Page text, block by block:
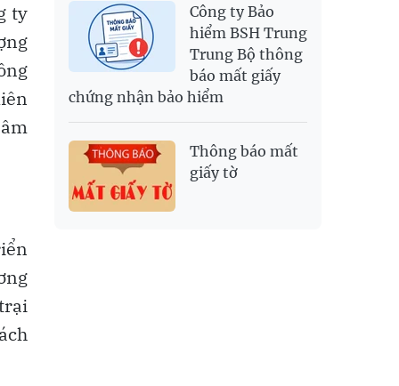
ty
Công ty Bảo
hiểm BSH Trung
Trung Bộ thông
báo mất giấy
chứng nhận bảo hiểm
Thông báo mất
giấy tờ